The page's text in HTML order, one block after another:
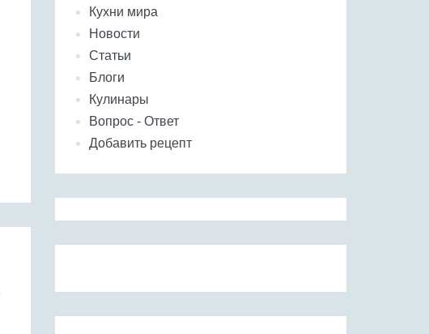
Кухни мира
Новости
Статьи
Блоги
Кулинары
Вопрос - Ответ
Добавить рецепт